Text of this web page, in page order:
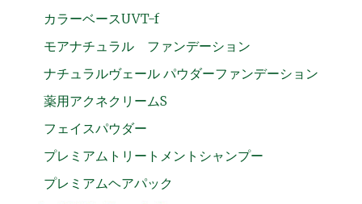
カラーベースUVT-f
モアナチュラル ファンデーション
ナチュラルヴェール パウダーファンデーション
薬用アクネクリームS
フェイスパウダー
プレミアムトリートメントシャンプー
プレミアムヘアパック